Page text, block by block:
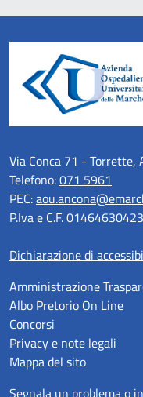
Via Conca 71 - Torrette,
Telefono:071 5961
PEC:
P.Iva e C.F. 01464630423
Dichiarazione di
Amministrazione
Albo Pretorio On Line
Concorsi
Privacy e note legali
Mappa del sito
Segnala un problema o